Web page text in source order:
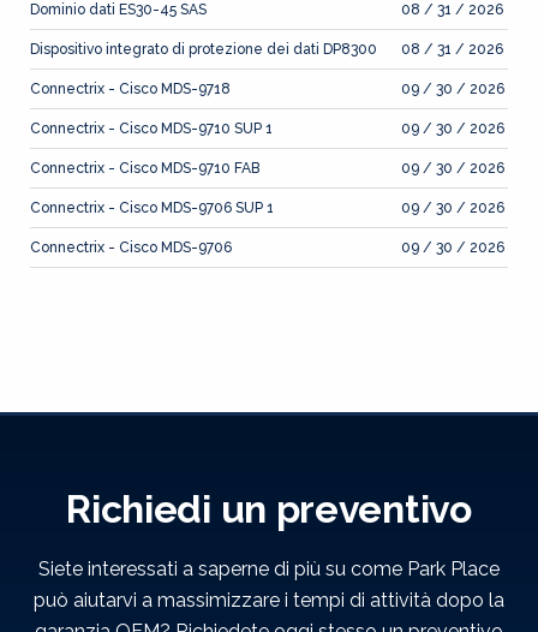
Dominio dati ES30-45 SAS 08 / 31 / 2026
Dispositivo integrato di protezione dei dati DP8300 08 / 31 / 2026
Connectrix - Cisco MDS-9718 09 / 30 / 2026
Connectrix - Cisco MDS-9710 SUP 1 09 / 30 / 2026
Connectrix - Cisco MDS-9710 FAB 09 / 30 / 2026
Connectrix - Cisco MDS-9706 SUP 1 09 / 30 / 2026
Connectrix - Cisco MDS-9706 09 / 30 / 2026
Richiedi un preventivo
Siete interessati a saperne di più su come Park Place
può aiutarvi a massimizzare i tempi di attività dopo la